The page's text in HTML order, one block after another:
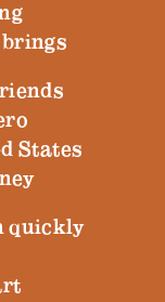
brings
States
quickly